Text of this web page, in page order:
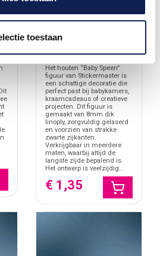
toestaan
Speen
Het houten “Baby Speen”
figuur van Stickermaster is
een schattige decoratie die
perfect past bij babykamers,
kraamcadeaus of creatieve
projecten. Dit figuur is
gemaakt van 8mm dik
linoply, zorgvuldig gelaserd
en voorzien van strakke
zwarte zijkanten.
Verkrijgbaar in meerdere
maten, waarbij altijd de
langste zijde bepalend is.
Het ontwerp is veelzijdig...
€ 1,35